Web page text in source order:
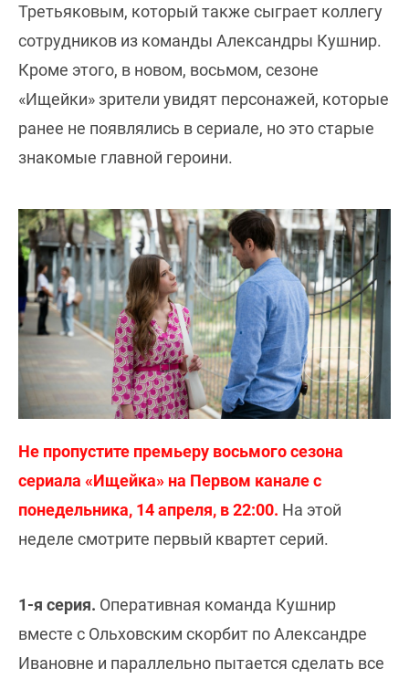
Третьяковым, который также сыграет коллегу
сотрудников из команды Александры Кушнир.
Кроме этого, в новом, восьмом, сезоне
«Ищейки» зрители увидят персонажей, которые
ранее не появлялись в сериале, но это старые
знакомые главной героини.
Не пропустите премьеру восьмого сезона
сериала «Ищейка» на Первом канале с
понедельника, 14 апреля, в 22:00. На этой
неделе смотрите первый квартет серий.
1-я серия. Оперативная команда Кушнир
вместе с Ольховским скорбит по Александре
Ивановне и параллельно пытается сделать все